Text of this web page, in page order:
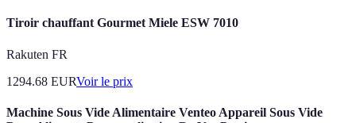
Tiroir chauffant Gourmet Miele ESW 7010
Rakuten FR
1294.68 EURVoir le prix
Machine Sous Vide Alimentaire Venteo Appareil Sous Vide